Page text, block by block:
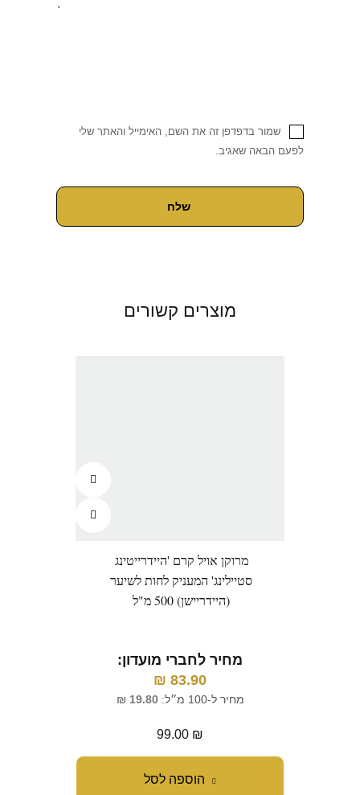
שמור בדפדפן זה את השם, האימייל והאתר שלי
לפעם הבאה שאגיב.
מוצרים קשורים
הוספה לסל
מרוקן אויל קרם 'היידרייטינג
סטיילינג' המעניק לחות לשיער
(היידריישן) 500 מ"ל
מחיר לחברי מועדון:
83.90
₪
מחיר ל-100 מ״ל: 19.80
₪
99.00 ₪